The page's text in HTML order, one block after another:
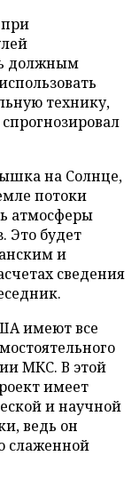
при
должным
технику,
на Солнце,
потоки
атмосферы
Это будет
и
сведения
имеют все
МКС. В этой
имеет
и научной
ведь он
слаженной